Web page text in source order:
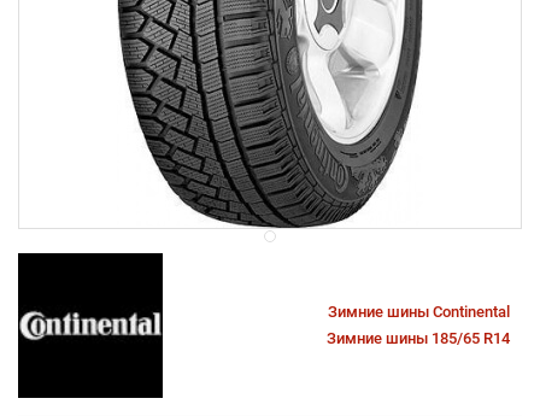
Зимние шины Continental
Зимние шины 185/65 R14